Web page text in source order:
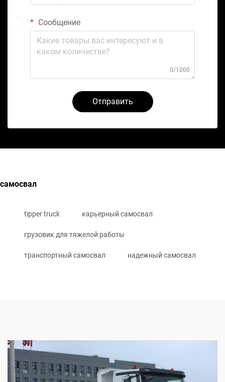
Сообщение
0/1000
Отправить
самосвал
tipper truck карьерный самосвал
грузовик для тяжелой работы
транспортный самосвал надежный самосвал